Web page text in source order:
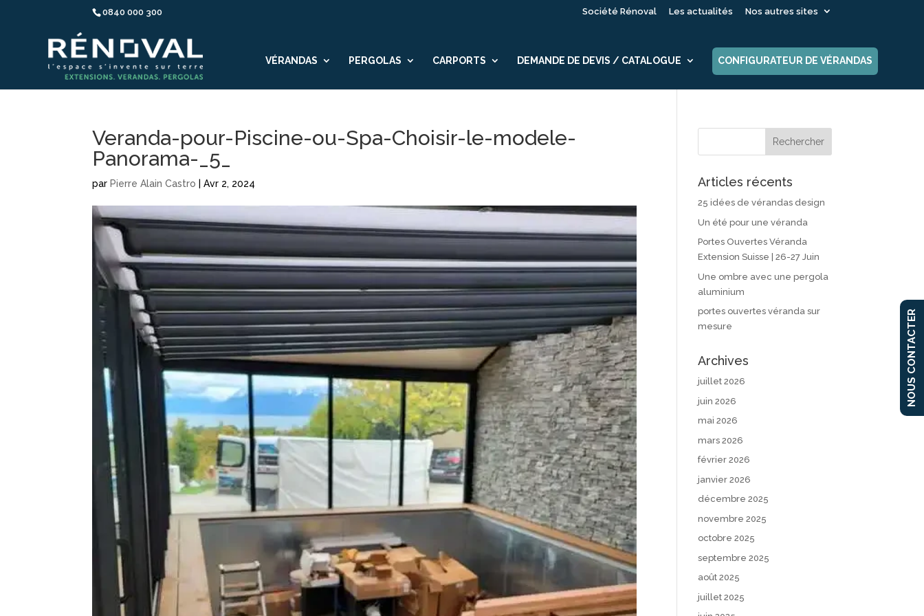
0840 000 300 Société Rénoval Les actualités Nos autres sites
VÉRANDAS PERGOLAS CARPORTS DEMANDE DE DEVIS / CATALOGUE CONFIGURATEUR DE VÉRANDAS
Veranda-pour-Piscine-ou-Spa-Choisir-le-modele-
Panorama-_5_
par Pierre Alain Castro |Avr 2, 2024 Articles récents
25 idées de vérandas design
Un été pour une véranda
Portes Ouvertes Véranda
Extension Suisse | 26-27 Juin
Une ombre avec une pergola
aluminium
portes ouvertes véranda sur
mesure
Archives
juillet 2026
juin 2026
mai 2026
mars 2026
février 2026
janvier 2026
décembre 2025
novembre 2025
octobre 2025
septembre 2025
août 2025
juillet 2025
NOUS CONTACTER